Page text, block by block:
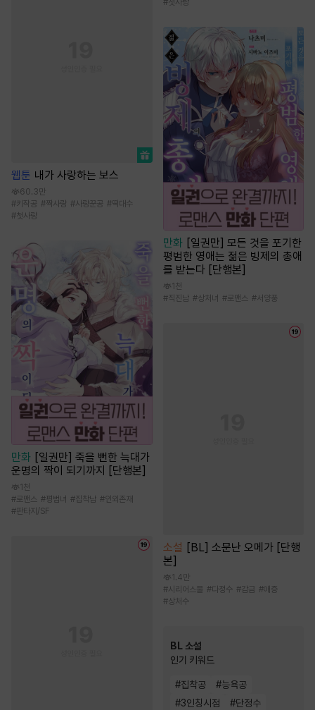
웹툰 내가 사랑하는 보스
60.3만
#키작공 #짝사랑 #사랑꾼공 #떡대수
#첫사랑
만화 [일권만] 죽을 뻔한 늑대가
운명의 짝이 되기까지 [단행본]
1천
#로맨스 #평범녀 #집착남 #인외존재
# 판타지/SF
만화
[일권만] 모든 것을 포기한
평범한 영애는 젊은 빙제의 총애
를 받는다 [단행본]
1천
#직진남 #상처녀 #로맨스 #서양풍
소설 [BL] 소문난 오메가 [단행
본]
1.4만
#시리어스물 #다정수 #감금 #애증
#상처수
BL 소설
인기 키워드
#집착공 #능욕공
#3인칭시점 #단정수